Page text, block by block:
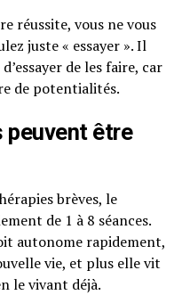
réussite, vous ne vous
juste « essayer ». Il
de les faire, car
de potentialités.
peuvent être
brèves, le
de 1 à 8 séances.
autonome rapidement,
vie, et plus elle vit
le vivant déjà.